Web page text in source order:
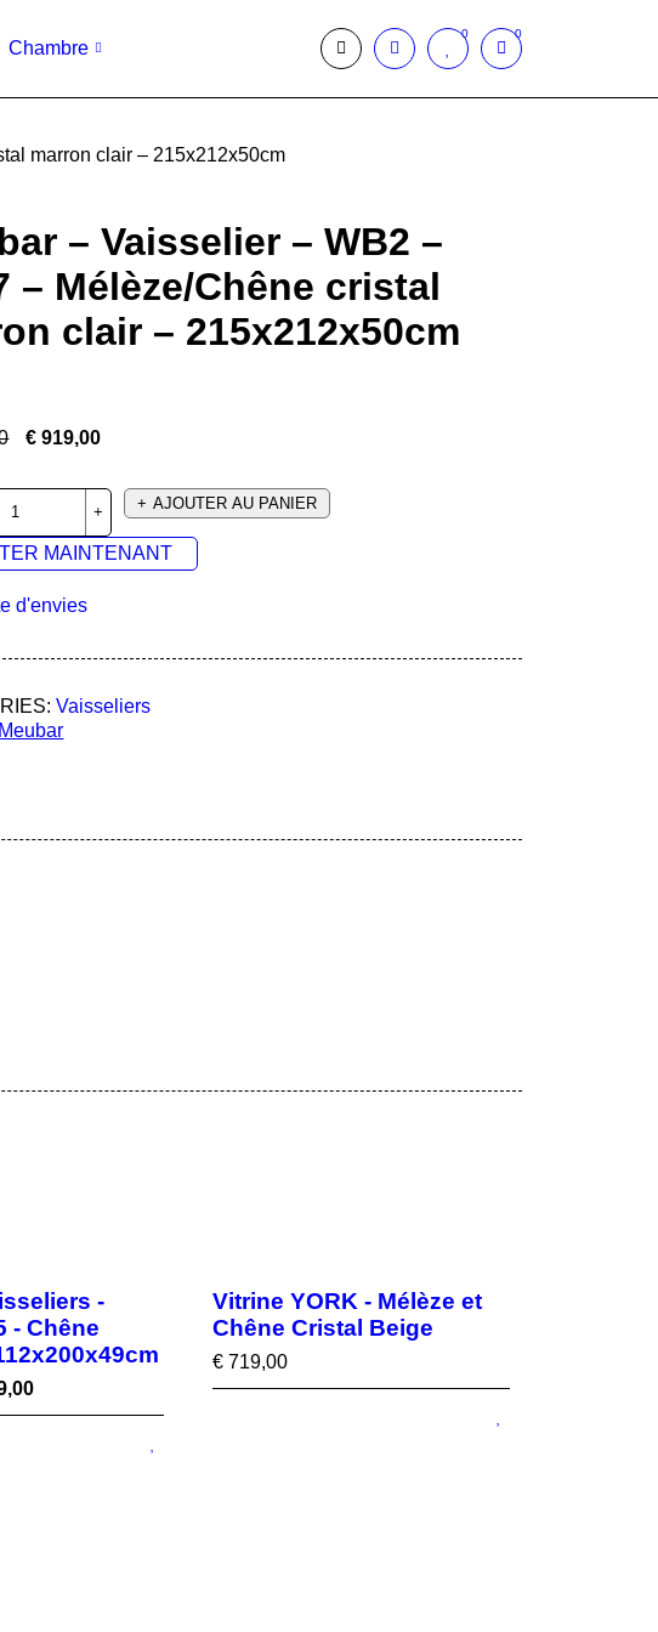
Chambre
0 0
marron clair – 215x212x50cm
– Vaisselier – WB2 –
– Mélèze/Chêne cristal
clair – 215x212x50cm
€ 919,00
AJOUTER AU PANIER
MAINTENANT
d'envies
Vaisseliers
Meubar
-
- Chêne
Vitrine YORK - Mélèze et
Chêne Cristal Beige
€ 719,00